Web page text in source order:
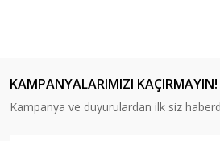
KAMPANYALARIMIZI KAÇIRMAYIN!
Kampanya ve duyurulardan ilk siz